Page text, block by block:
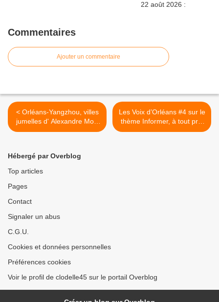
Commentaires
Ajouter un commentaire
< Orléans-Yangzhou, villes
jumelles d' Alexandre Moix
reçoit 2 prix au Festival
Les Voix d’Orléans #4 sur le
thème Informer, à tout prix
? du 4 au 6 avril 2019 >
Hébergé par Overblog
Top articles
Pages
Contact
Signaler un abus
C.G.U.
Cookies et données personnelles
Préférences cookies
Voir le profil de clodelle45 sur le portail Overblog